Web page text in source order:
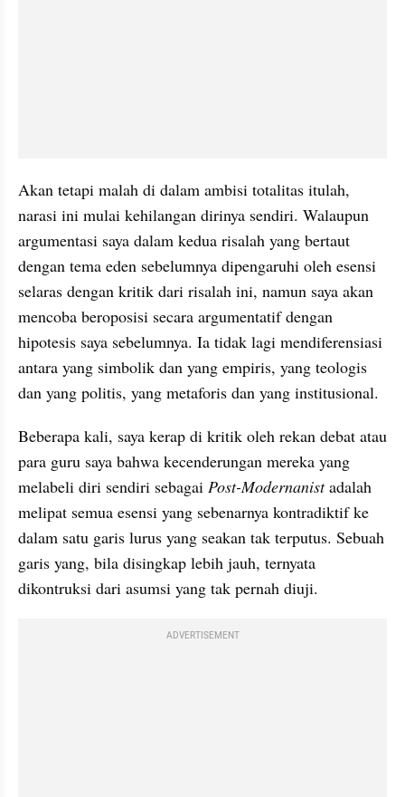
Akan tetapi malah di dalam ambisi totalitas itulah,
narasi ini mulai kehilangan dirinya sendiri. Walaupun
argumentasi saya dalam kedua risalah yang bertaut
dengan tema eden sebelumnya dipengaruhi oleh esensi
selaras dengan kritik dari risalah ini, namun saya akan
mencoba beroposisi secara argumentatif dengan
hipotesis saya sebelumnya. Ia tidak lagi mendiferensiasi
antara yang simbolik dan yang empiris, yang teologis
dan yang politis, yang metaforis dan yang institusional.
Beberapa kali, saya kerap di kritik oleh rekan debat atau
para guru saya bahwa kecenderungan mereka yang
melabeli diri sendiri sebagai Post-Modernanist adalah
melipat semua esensi yang sebenarnya kontradiktif ke
dalam satu garis lurus yang seakan tak terputus. Sebuah
garis yang, bila disingkap lebih jauh, ternyata
dikontruksi dari asumsi yang tak pernah diuji.
ADVERTISEMENT